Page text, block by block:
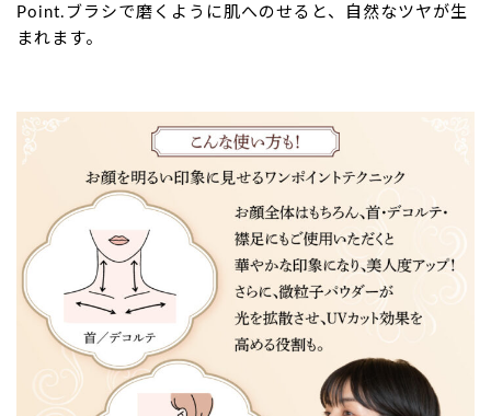
Point.ブラシで磨くように肌へのせると、自然なツヤが生
まれます。